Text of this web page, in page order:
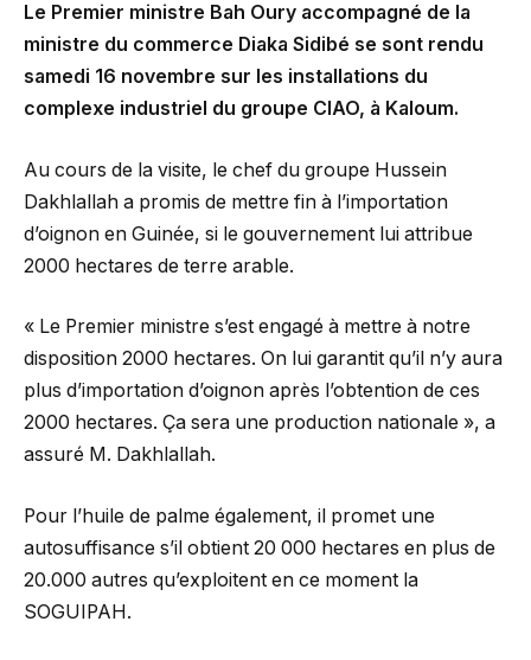
Le Premier ministre Bah Oury accompagné de la
ministre du commerce Diaka Sidibé se sont rendu
samedi 16 novembre sur les installations du
complexe industriel du groupe CIAO, à Kaloum.
Au cours de la visite, le chef du groupe Hussein
Dakhlallah a promis de mettre fin à l’importation
d’oignon en Guinée, si le gouvernement lui attribue
2000 hectares de terre arable.
« Le Premier ministre s’est engagé à mettre à notre
disposition 2000 hectares. On lui garantit qu’il n’y aura
plus d’importation d’oignon après l’obtention de ces
2000 hectares. Ça sera une production nationale », a
assuré M. Dakhlallah.
Pour l’huile de palme également, il promet une
autosuffisance s’il obtient 20 000 hectares en plus de
20.000 autres qu’exploitent en ce moment la
SOGUIPAH.